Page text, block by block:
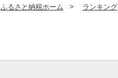
ふるさと納税ホーム ランキング